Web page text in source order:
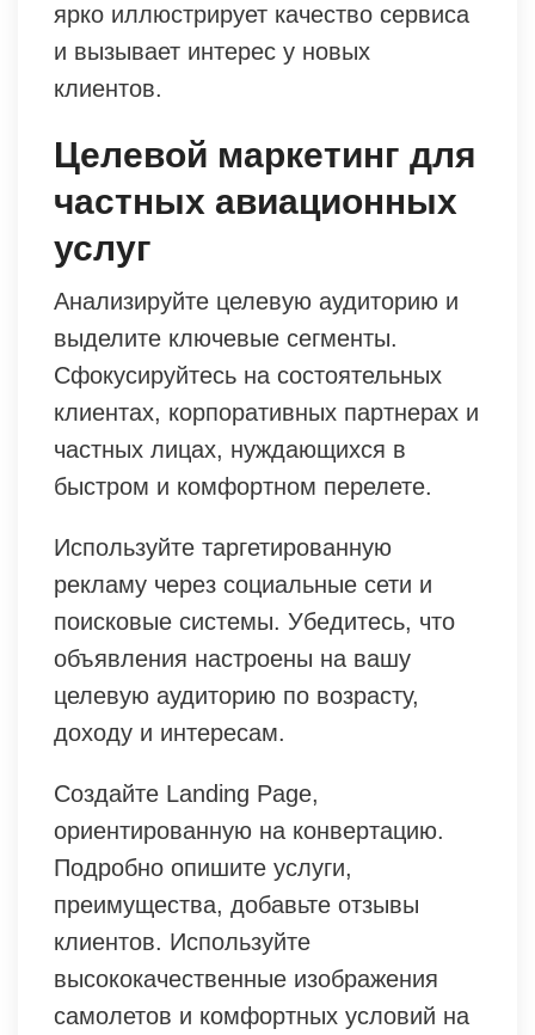
ярко иллюстрирует качество сервиса
и вызывает интерес у новых
клиентов.
Целевой маркетинг для
частных авиационных
услуг
Анализируйте целевую аудиторию и
выделите ключевые сегменты.
Сфокусируйтесь на состоятельных
клиентах, корпоративных партнерах и
частных лицах, нуждающихся в
быстром и комфортном перелете.
Используйте таргетированную
рекламу через социальные сети и
поисковые системы. Убедитесь, что
объявления настроены на вашу
целевую аудиторию по возрасту,
доходу и интересам.
Создайте Landing Page,
ориентированную на конвертацию.
Подробно опишите услуги,
преимущества, добавьте отзывы
клиентов. Используйте
высококачественные изображения
самолетов и комфортных условий на